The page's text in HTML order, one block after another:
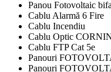
Panou Fotovoltaic
Cablu Alarmă 6 Fire
Cablu Incendiu
Cablu Optic
Cablu FTP Cat 5e
Panouri
Panouri